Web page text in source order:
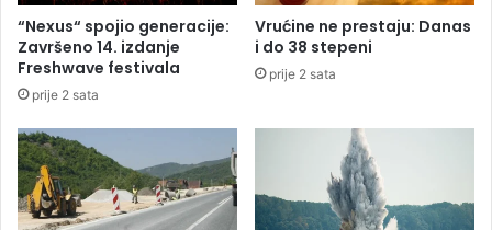
t
o
l
e
k
s
a
n
j
š
k
o
l
e
u
“Nexus“ spojio generacije:
Završeno 14. izdanje
Freshwave festivala
prije 2 sata
Vrućine ne prestaju: Danas
i do 38 stepeni
prije 2 sata